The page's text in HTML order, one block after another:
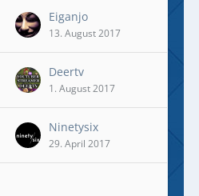
Eiganjo
13. August 2017
Deertv
1. August 2017
Ninetysix
29. April 2017